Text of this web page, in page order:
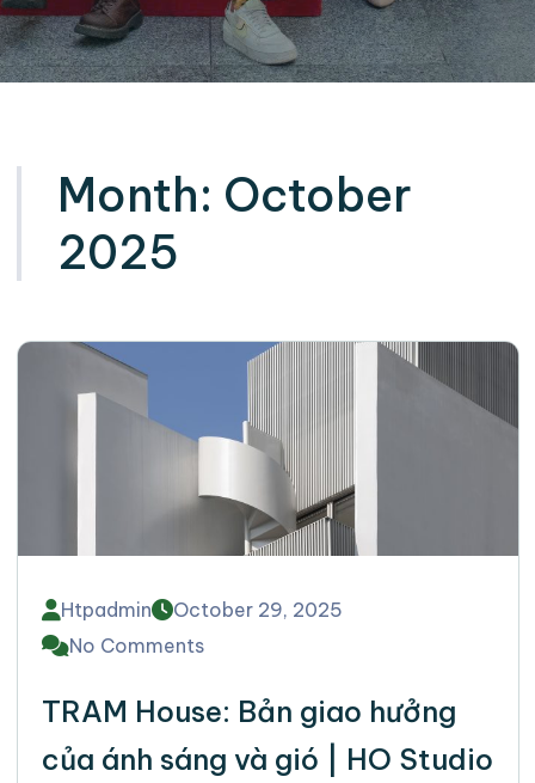
Month: October
2025
Htpadmin
October 29, 2025
No Comments
TRAM House: Bản giao hưởng
của ánh sáng và gió | HO Studio